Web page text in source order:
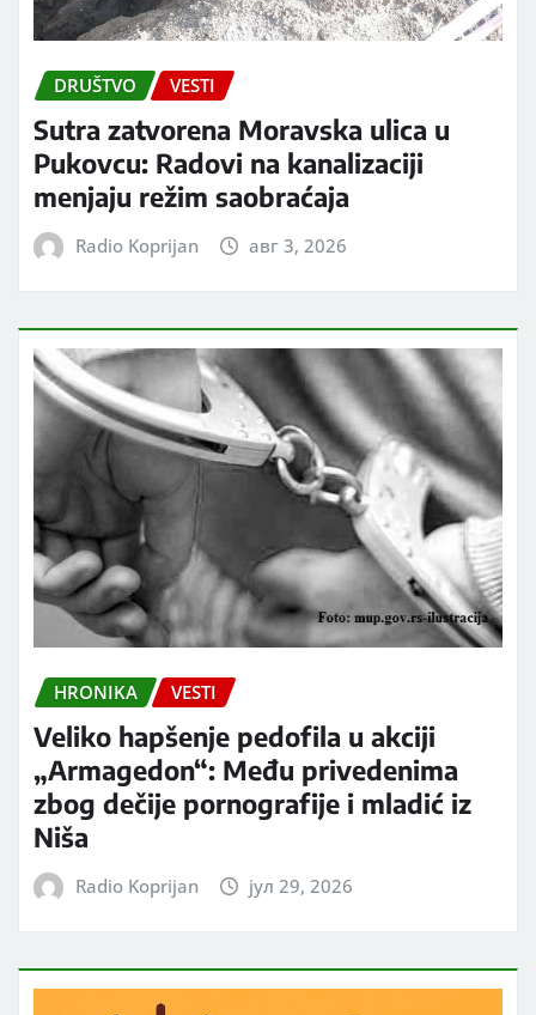
DRUŠTVO VESTI
Sutra zatvorena Moravska ulica u
Pukovcu: Radovi na kanalizaciji
menjaju režim saobraćaja
Radio Koprijan авг 3, 2026
HRONIKA VESTI
Veliko hapšenje pedofila u akciji
„Armagedon“: Među privedenima
zbog dečije pornografije i mladić iz
Niša
Radio Koprijan јул 29, 2026